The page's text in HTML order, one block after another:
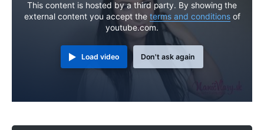
This content is hosted by a third party. By showing the
external content you accept the terms and conditionsof
youtube.com.
Load video Don't ask again